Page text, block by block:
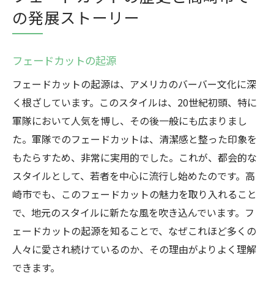
の発展ストーリー
フェードカットの起源
フェードカットの起源は、アメリカのバーバー文化に深
く根ざしています。このスタイルは、20世紀初頭、特に
軍隊において人気を博し、その後一般にも広まりまし
た。軍隊でのフェードカットは、清潔感と整った印象を
もたらすため、非常に実用的でした。これが、都会的な
スタイルとして、若者を中心に流行し始めたのです。高
崎市でも、このフェードカットの魅力を取り入れること
で、地元のスタイルに新たな風を吹き込んでいます。フ
ェードカットの起源を知ることで、なぜこれほど多くの
人々に愛され続けているのか、その理由がよりよく理解
できます。